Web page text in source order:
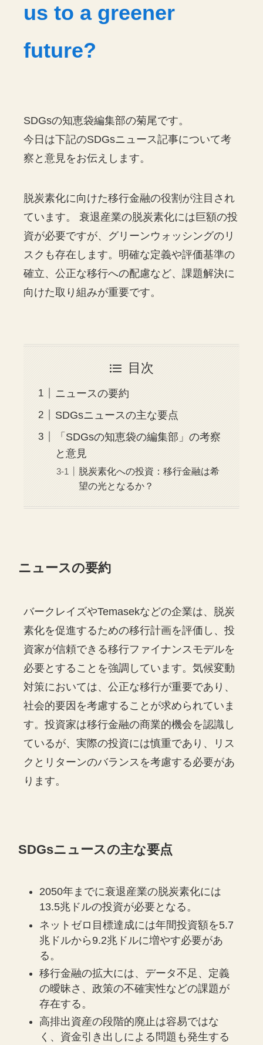
us to a greener
future?
SDGsの知恵袋編集部の菊尾です。
今日は下記のSDGsニュース記事について考
察と意見をお伝えします。
脱炭素化に向けた移行金融の役割が注目され
ています。 衰退産業の脱炭素化には巨額の投
資が必要ですが、グリーンウォッシングのリ
スクも存在します。明確な定義や評価基準の
確立、公正な移行への配慮など、課題解決に
向けた取り組みが重要です。
目次
ニュースの要約
SDGsニュースの主な要点
「SDGsの知恵袋の編集部」の考察
と意見
脱炭素化への投資：移行金融は希
望の光となるか？
ニュースの要約
バークレイズやTemasekなどの企業は、脱炭
素化を促進するための移行計画を評価し、投
資家が信頼できる移行ファイナンスモデルを
必要とすることを強調しています。気候変動
対策においては、公正な移行が重要であり、
社会的要因を考慮することが求められていま
す。投資家は移行金融の商業的機会を認識し
ているが、実際の投資には慎重であり、リス
クとリターンのバランスを考慮する必要があ
ります。
SDGsニュースの主な要点
2050年までに衰退産業の脱炭素化には
13.5兆ドルの投資が必要となる。
ネットゼロ目標達成には年間投資額を5.7
兆ドルから9.2兆ドルに増やす必要があ
る。
移行金融の拡大には、データ不足、定義
の曖昧さ、政策の不確実性などの課題が
存在する。
高排出資産の段階的廃止は容易ではな
く、資金引き出しによる問題も発生する